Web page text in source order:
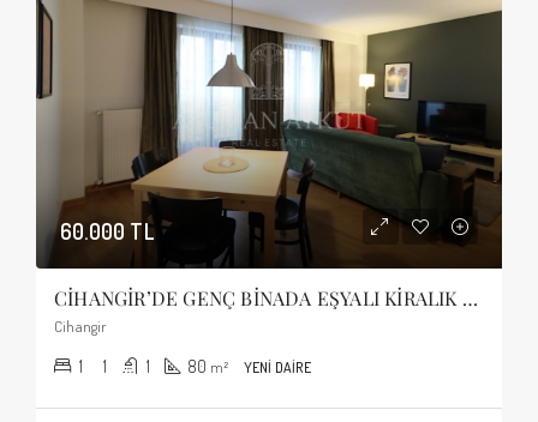
60.000 TL
CİHANGİR’DE GENÇ BİNADA EŞYALI KİRALIK 1+1 DAİRE
Cihangir
1 1 1 80 m² YENI DAIRE